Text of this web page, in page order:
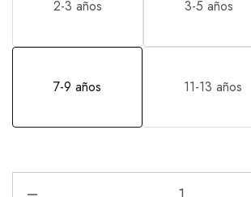
2-3 años 3-5 años
7-9 años 11-13 años